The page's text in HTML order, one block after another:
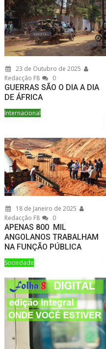
23 de Outubro de 2025
Redacção F8
0
GUERRAS SÃO O DIA A DIA
DE ÁFRICA
Internacional
18 de Janeiro de 2025
Redacção F8
0
APENAS 800 MIL
ANGOLANOS TRABALHAM
NA FUNÇÃO PÚBLICA
Sociedade